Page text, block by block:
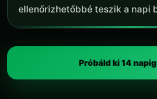
ellenőrizhetőbbé teszik a napi
Próbáld ki 14